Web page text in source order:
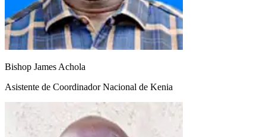
Bishop James Achola
Asistente de Coordinador Nacional de Kenia